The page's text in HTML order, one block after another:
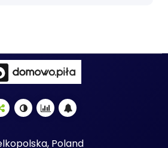
Poland